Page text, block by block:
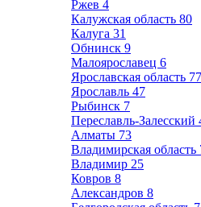
Ржев 4
Калужская область 80
Калуга 31
Обнинск 9
Малоярославец 6
Ярославская область 77
Ярославль 47
Рыбинск 7
Переславль-Залесский
Алматы 73
Владимирская область
Владимир 25
Ковров 8
Александров 8